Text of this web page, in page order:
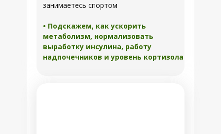
занимаетесь спортом
• Подскажем, как ускорить
метаболизм, нормализовать
выработку инсулина, работу
надпочечников и уровень кортизола